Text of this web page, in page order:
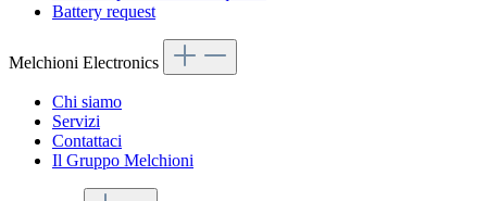
Battery request
Melchioni Electronics
Chi siamo
Servizi
Contattaci
Il Gruppo Melchioni